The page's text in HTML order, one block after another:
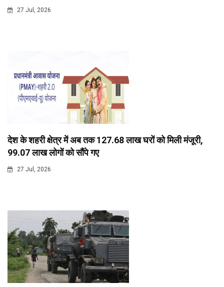
27 Jul, 2026
देश के शहरी क्षेत्र में अब तक 127.68 लाख घरों को मिली मंजूरी,
99.07 लाख लोगों को सौंपे गए
27 Jul, 2026